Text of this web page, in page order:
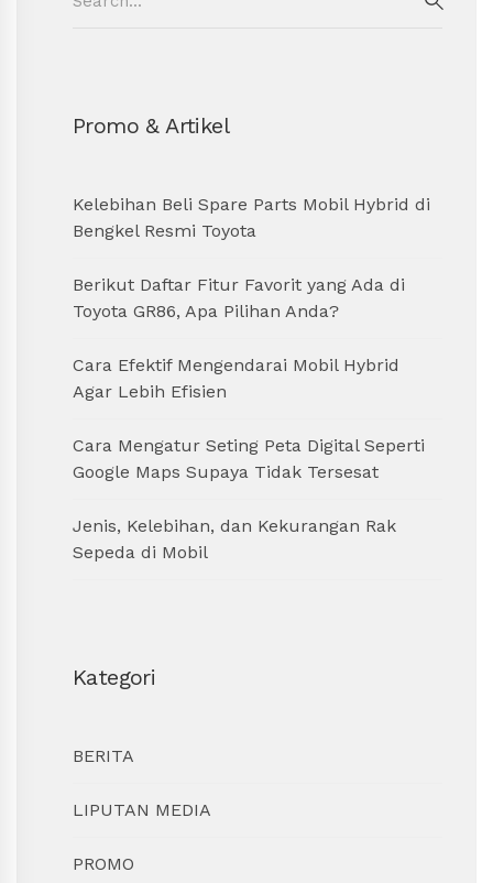
for:
Promo & Artikel
Kelebihan Beli Spare Parts Mobil Hybrid di
Bengkel Resmi Toyota
Berikut Daftar Fitur Favorit yang Ada di
Toyota GR86, Apa Pilihan Anda?
Cara Efektif Mengendarai Mobil Hybrid
Agar Lebih Efisien
Cara Mengatur Seting Peta Digital Seperti
Google Maps Supaya Tidak Tersesat
Jenis, Kelebihan, dan Kekurangan Rak
Sepeda di Mobil
Kategori
BERITA
LIPUTAN MEDIA
PROMO